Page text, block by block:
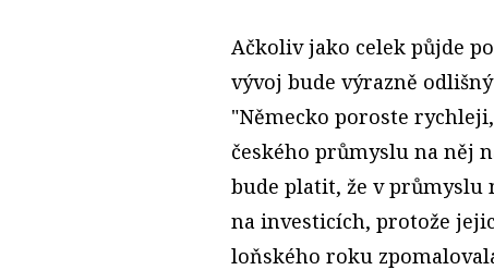
Ačkoliv jako celek půjde
vývoj bude výrazně
"Německo poroste
českého průmyslu na něj
bude platit, že v
na investicích, protože
loňského roku